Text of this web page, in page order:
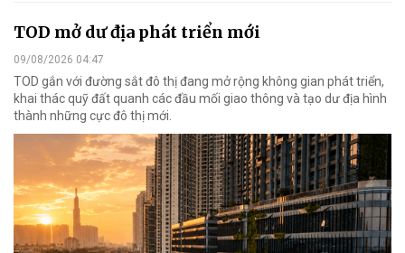
TOD mở dư địa phát triển mới
09/08/2026 04:47
TOD gắn với đường sắt đô thị đang mở rộng không gian phát triển,
khai thác quỹ đất quanh các đầu mối giao thông và tạo dư địa hình
thành những cực đô thị mới.